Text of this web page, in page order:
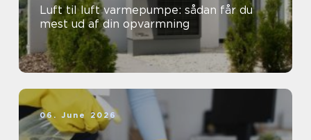
Luft til luft varmepumpe: sådan får du
mest ud af din opvarmning
06. June 2026